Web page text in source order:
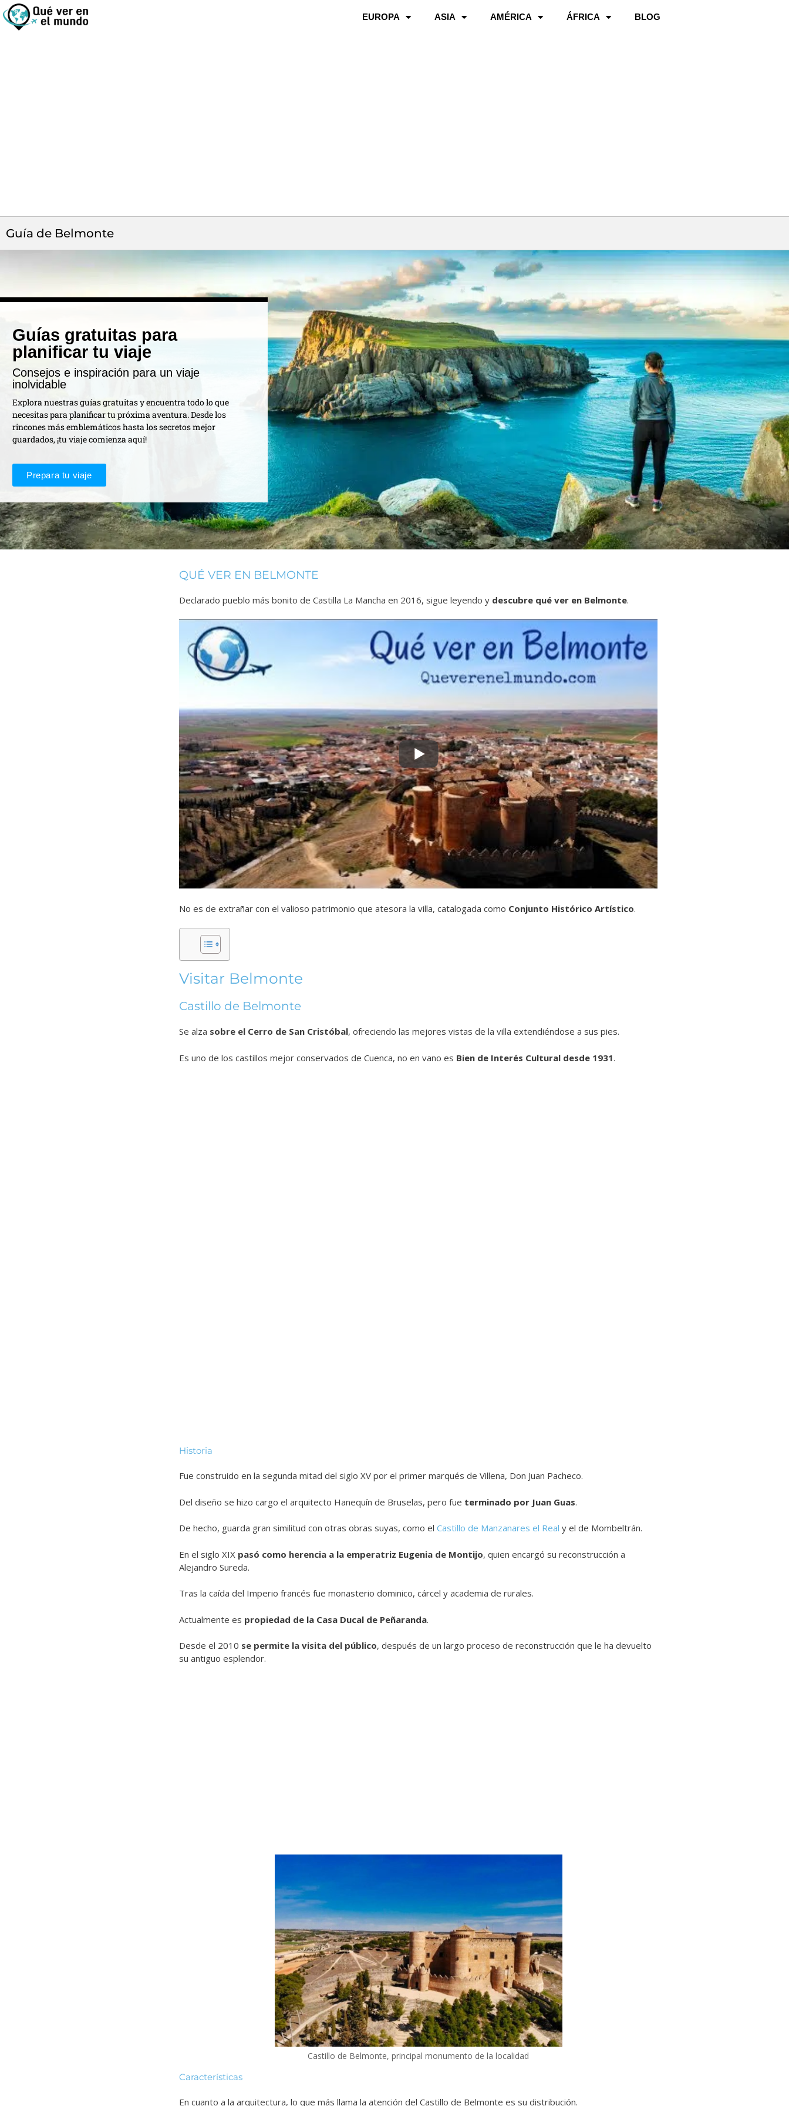
EUROPA ASIA AMÉRICA ÁFRICA BLOG
Guía de Belmonte
Guías gratuitas para
planificar tu viaje
Consejos e inspiración para un viaje
inolvidable
Explora nuestras guías gratuitas y encuentra todo lo que
necesitas para planificar tu próxima aventura. Desde los
rincones más emblemáticos hasta los secretos mejor
guardados, ¡tu viaje comienza aquí!
Prepara tu viaje
QUÉ VER EN BELMONTE
Declarado pueblo más bonito de Castilla La Mancha en 2016, sigue leyendo y descubre qué ver en Belmonte.
No es de extrañar con el valioso patrimonio que atesora la villa, catalogada como Conjunto Histórico Artístico.
Visitar Belmonte
Castillo de Belmonte
Se alza sobre el Cerro de San Cristóbal, ofreciendo las mejores vistas de la villa extendiéndose a sus pies.
Es uno de los castillos mejor conservados de Cuenca, no en vano es Bien de Interés Cultural desde 1931.
Historia
Fue construido en la segunda mitad del siglo XV por el primer marqués de Villena, Don Juan Pacheco.
Del diseño se hizo cargo el arquitecto Hanequín de Bruselas, pero fue terminado por Juan Guas.
De hecho, guarda gran similitud con otras obras suyas, como el Castillo de Manzanares el Real y el de Mombeltrán.
En el siglo XIX pasó como herencia a la emperatriz Eugenia de Montijo, quien encargó su reconstrucción a
Alejandro Sureda.
Tras la caída del Imperio francés fue monasterio dominico, cárcel y academia de rurales.
Actualmente es propiedad de la Casa Ducal de Peñaranda.
Desde el 2010 se permite la visita del público, después de un largo proceso de reconstrucción que le ha devuelto
su antiguo esplendor.
Castillo de Belmonte, principal monumento de la localidad
Características
En cuanto a la arquitectura, lo que más llama la atención del Castillo de Belmonte es su distribución.